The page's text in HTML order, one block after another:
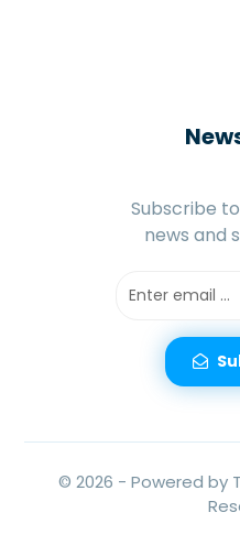
Subscribe
news and
© 2026 - Powered by